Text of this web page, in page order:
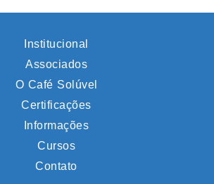
Institucional
Associados
O Café Solúvel
Certificações
Informações
Cursos
Contato